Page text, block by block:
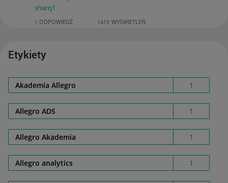
sharq1
1 ODPOWIEDŹ 1419 WYŚWIETLEŃ
Etykiety
Akademia Allegro 1
Allegro ADS 1
Allegro Akademia 1
Allegro analytics 1